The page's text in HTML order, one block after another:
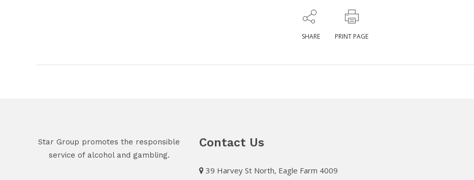
SHARE PRINT PAGE
Star Group promotes the responsible
service of alcohol and gambling.
Contact Us
39 Harvey St North, Eagle Farm 4009